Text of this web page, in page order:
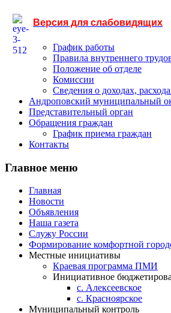
Версия для слабовидящих
График работы
Правила внутреннего
Положение об отделе
Комиссии
Сведения о доходах,
Андроповский муниципальный
Представительный орган
Обращения граждан
График приема граждан
Контакты
Главное меню
Главная
Новости
Объявления
Наша газета
Служу России
Формирование комфортной
Местные инициативы
Краевая программа ПМИ
Инициативное
с. Алексеевское
с. Красноярское
Муниципальный контроль